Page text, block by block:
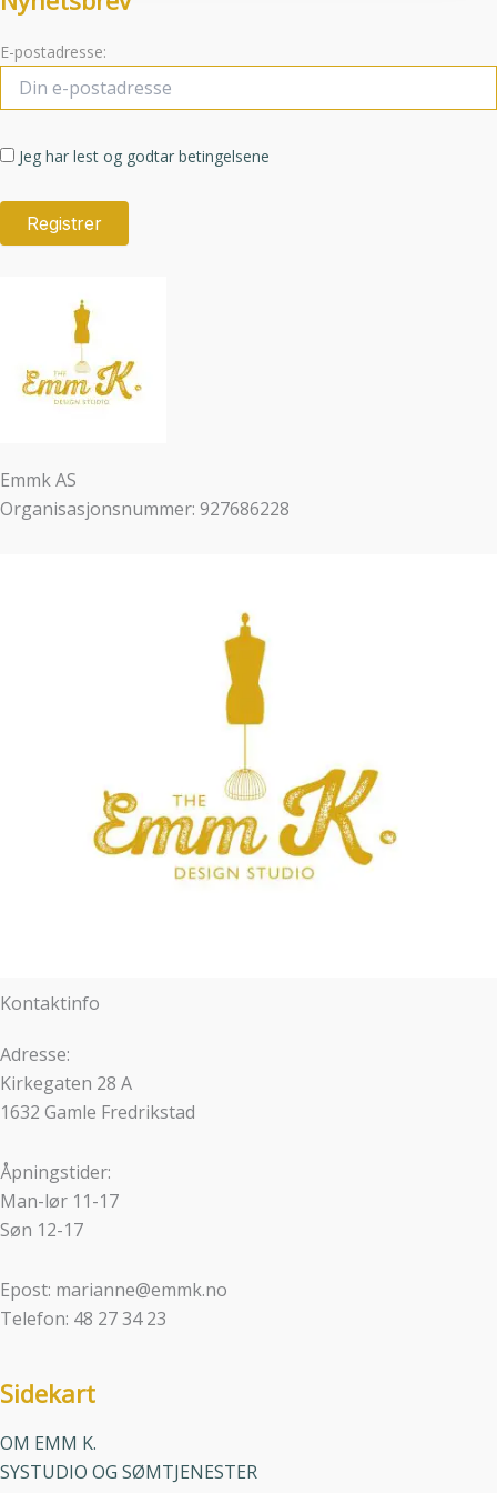
E-postadresse:
Jeg har lest og godtar betingelsene
Emmk AS
Organisasjonsnummer: 927686228
Kontaktinfo
Adresse:
Kirkegaten 28 A
1632 Gamle Fredrikstad
Åpningstider:
Man-lør 11-17
Søn 12-17
Epost: marianne@emmk.no
Telefon: 48 27 34 23
Sidekart
OM EMM K.
SYSTUDIO OG SØMTJENESTER